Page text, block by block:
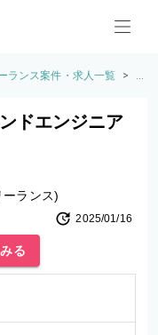
ランス案件・求人一覧 >
【T
ドエンジニア
ーランス)
2025/01/16
る